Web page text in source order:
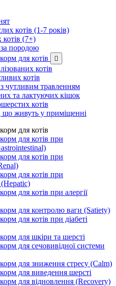
котів (1-7 років)
котів (7+)
породою
для котів

котів
котів
чутливим травленням
та лактуючих кішок
котів
що живуть у приміщенні
для котів
для котів при
для котів при
для котів при
для котів при алергії
для контролю ваги (Satiety)
для котів при діабеті
для шкіри та шерсті
для сечовивідної системи
для зниження стресу (Calm)
для виведення шерсті
для відновлення (Recovery)